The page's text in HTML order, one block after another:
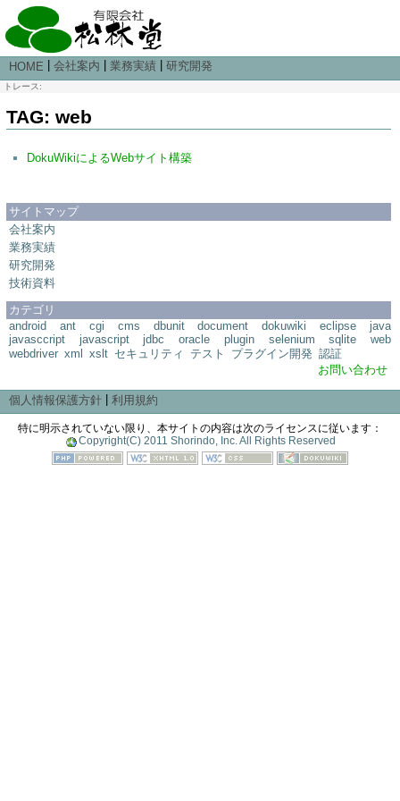
HOME 会社案内 業務実績| 研究開発
トレース:
TAG: web
DokuWikiによるWebサイト構築
サイトマップ
会社案内
業務実績
研究開発
技術資料
カテゴリ
android
ant cgi cms dbunit document dokuwiki eclipse
java
javasccript
javascript jdbc oracle plugin selenium sqlite
web
webdriver xml xslt セキュリティ テスト プラグイン開発 認証
お問い合わせ
個人情報保護方針| 利用規約
特に明示されていない限り、本サイトの内容は次のライセンスに従います：
Copyright(C) 2011 Shorindo, Inc. All Rights Reserved